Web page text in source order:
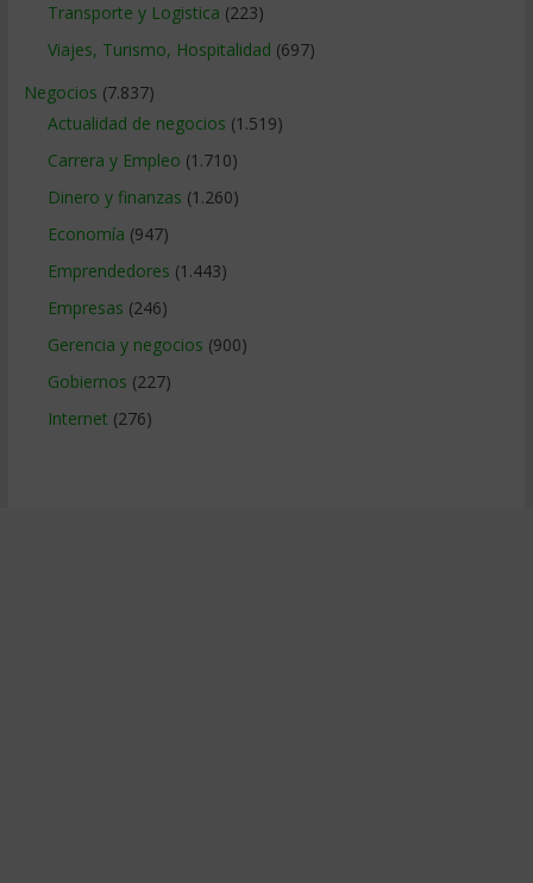
Transporte y Logistica (223)
Viajes, Turismo, Hospitalidad (697)
Negocios (7.837)
Actualidad de negocios (1.519)
Carrera y Empleo (1.710)
Dinero y finanzas (1.260)
Economía (947)
Emprendedores (1.443)
Empresas (246)
Gerencia y negocios (900)
Gobiernos (227)
Internet (276)